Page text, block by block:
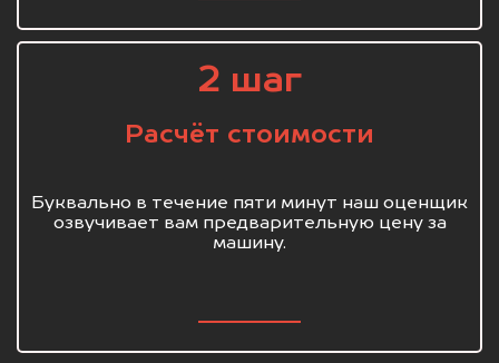
2 шаг
Расчёт стоимости
Буквально в течение пяти минут наш оценщик
озвучивает вам предварительную цену за
машину.